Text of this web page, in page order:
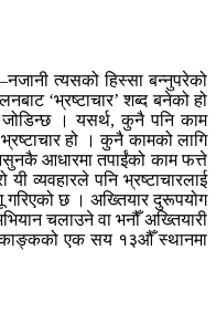
त्यसको हिस्सा बन्नुपरेको
‘भ्रष्टाचार’ शब्द बनेको हो
। यसर्थ, कुनै पनि काम
हो । कुनै कामको लागि
आधारमा तपाईंको काम फत्ते
व्यवहारले पनि भ्रष्टाचारलाई
गरिएको छ । अख्तियार दुरूपयोग
चलाउने वा भनौँ अख्तियारी
एक सय १३औँ स्थानमा